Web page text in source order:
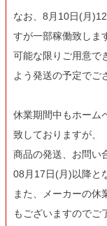
なお、8月10日(月
すが一部稼働致しま
可能な限りご用意で
よう発送の予定でご
休業期間中もホーム
致しておりますが、
商品の発送、お問い
08月17日(月)以降と
また、メーカーの休
もございますのでご
商品番号/JAN
予約商品
並び順